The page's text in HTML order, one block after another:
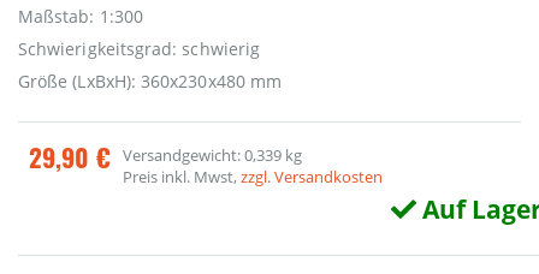
Maßstab: 1:300
Schwierigkeitsgrad: schwierig
Größe (LxBxH): 360x230x480 mm
29,90 € Versandgewicht: 0,339 kg
Preis inkl. Mwst,zzgl. Versandkosten
Auf